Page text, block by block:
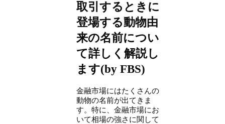
取引するときに
登場する動物由
来の名前につい
て詳しく解説し
ます(by FBS)
金融市場にはたくさんの
動物の名前が出てきま
す。特に、金融市場にお
いて相場の強さに関して